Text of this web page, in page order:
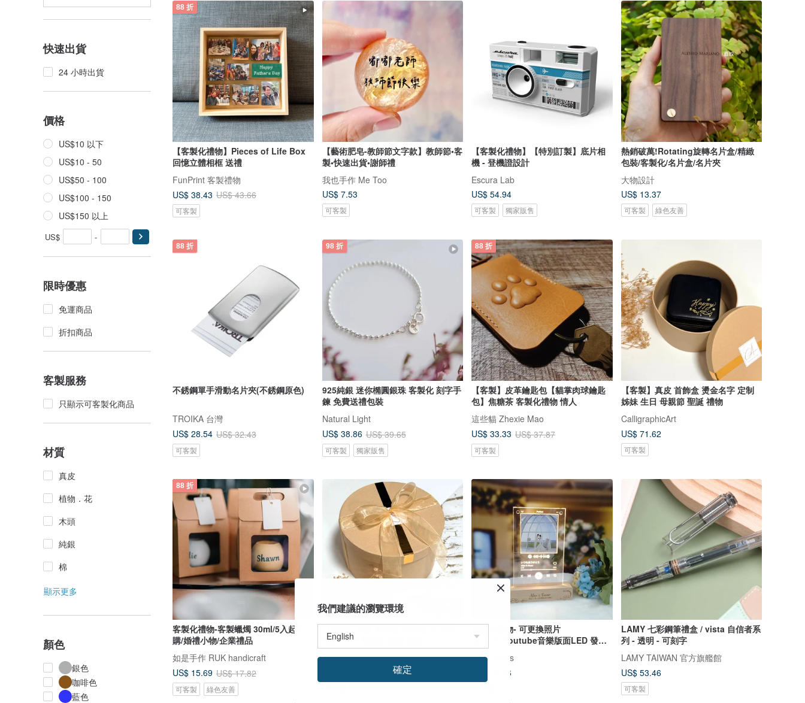
快速出貨
24 小時出貨
價格
US$10 以下
US$10 - 50
US$50 - 100
US$100 - 150
US$150 以上
US$ -
限時優惠
免運商品
折扣商品
客製服務
只顯示可客製化商品
材質
真皮
植物．花
木頭
純銀
棉
顯示更多
顏色
銀色
咖啡色
藍色
88 折
【客製化禮物】Pieces of Life Box
回憶立體相框 送禮
FunPrint 客製禮物
US$ 38.43 US$ 43.66
可客製
【藝術肥皂-教師節文字款】教師節•客
製•快速出貨•謝師禮
我也手作 Me Too
US$ 7.53
可客製
【客製化禮物】【特別訂製】底片相
機 - 登機證設計
Escura Lab
US$ 54.94
可客製 獨家販售
熱銷破萬!Rotating旋轉名片盒/精緻
包裝/客製化/名片盒/名片夾
大物設計
US$ 13.37
可客製 綠色友善
88 折
不銹鋼單手滑動名片夾(不銹鋼原色)
TROIKA 台灣
US$ 28.54 US$ 32.43
可客製
98 折
925純銀 迷你橢圓銀珠 客製化 刻字手
鍊 免費送禮包裝
Natural Light
US$ 38.86 US$ 39.65
可客製 獨家販售
88 折
【客製】皮革鑰匙包【貓掌肉球鑰匙
包】焦糖茶 客製化禮物 情人
這些貓 Zhexie Mao
US$ 33.33 US$ 37.87
可客製
【客製】真皮 首飾盒 燙金名字 定制
姊妹 生日 母親節 聖誕 禮物
CalligraphicArt
US$ 71.62
可客製
88 折
客製化禮物-客製蠟燭 30ml/5入起訂
購/婚禮小物/企業禮品
如是手作 RUK handicraft
US$ 15.69 US$ 17.82
可客製 綠色友善
姊妹 生日 母親節 聖誕 禮物
CalligraphicArt
客製化禮物- 可更換照片
Spotify/Youtube音樂版面LED 發光
相架
Mini Hands
US$ 59.56
LAMY 七彩鋼筆禮盒 / vista 自信者系
列 - 透明 - 可刻字
LAMY TAIWAN 官方旗艦館
US$ 53.46
可客製
我們建議的瀏覽環境
確定